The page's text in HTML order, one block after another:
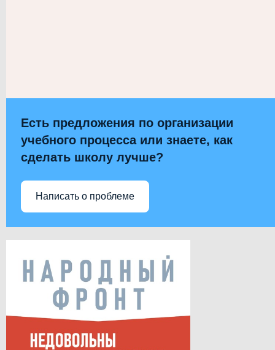
Есть предложения по организации
учебного процесса или знаете, как
сделать школу лучше?
Написать о проблеме